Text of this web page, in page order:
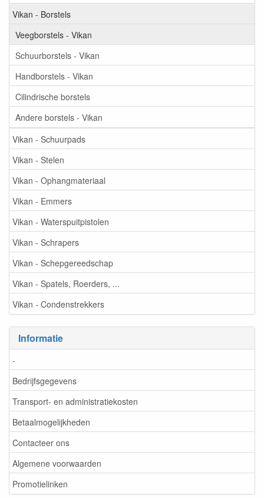
Vikan - Borstels
Veegborstels - Vikan
Schuurborstels - Vikan
Handborstels - Vikan
Cilindrische borstels
Andere borstels - Vikan
Vikan - Schuurpads
Vikan - Stelen
Vikan - Ophangmateriaal
Vikan - Emmers
Vikan - Waterspuitpistolen
Vikan - Schrapers
Vikan - Schepgereedschap
Vikan - Spatels, Roerders, ...
Vikan - Condenstrekkers
Informatie
-
Bedrijfsgegevens
Transport- en administratiekosten
Betaalmogelijkheden
Contacteer ons
Algemene voorwaarden
Promotielinken